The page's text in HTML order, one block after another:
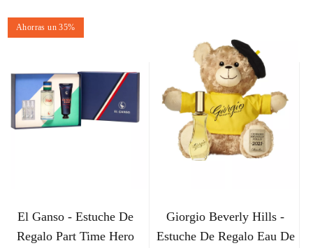
Ahorras un 35%
El Ganso - Estuche De
Regalo Part Time Hero
Giorgio Beverly Hills -
Estuche De Regalo Eau De